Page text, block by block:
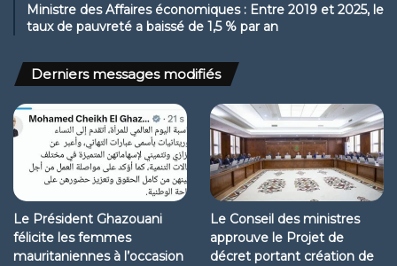
Ministre des Affaires économiques : Entre 2019 et 2025, le
taux de pauvreté a baissé de 1,5 % par an
Derniers messages modifiés
Le Président Ghazouani
félicite les femmes
mauritaniennes à l’occasion
Le Conseil des ministres
approuve le Projet de
décret portant création de